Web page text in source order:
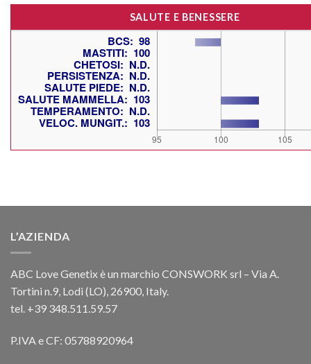
SALUTE E BENESSERE
L’AZIENDA
ABC Love Genetix è un marchio CONSWORK srl – Via A.
Tortini n.9, Lodi (LO), 26900, Italy.
tel. +39 348.511.59.57
P.IVA e CF: 05788920964